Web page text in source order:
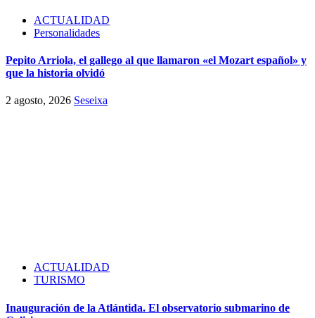
ACTUALIDAD
Personalidades
Pepito Arriola, el gallego al que llamaron «el Mozart español» y
que la historia olvidó
2 agosto, 2026 Seseixa
ACTUALIDAD
TURISMO
Inauguración de la Atlántida. El observatorio submarino de